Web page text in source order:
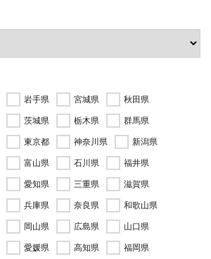
岩手県 宮城県
秋田県
茨城県 栃木県
群馬県
東京都 神奈川県
新潟県
富山県 石川県
福井県
愛知県 三重県
滋賀県
兵庫県 奈良県
和歌山県
岡山県 広島県
山口県
愛媛県 高知県
福岡県